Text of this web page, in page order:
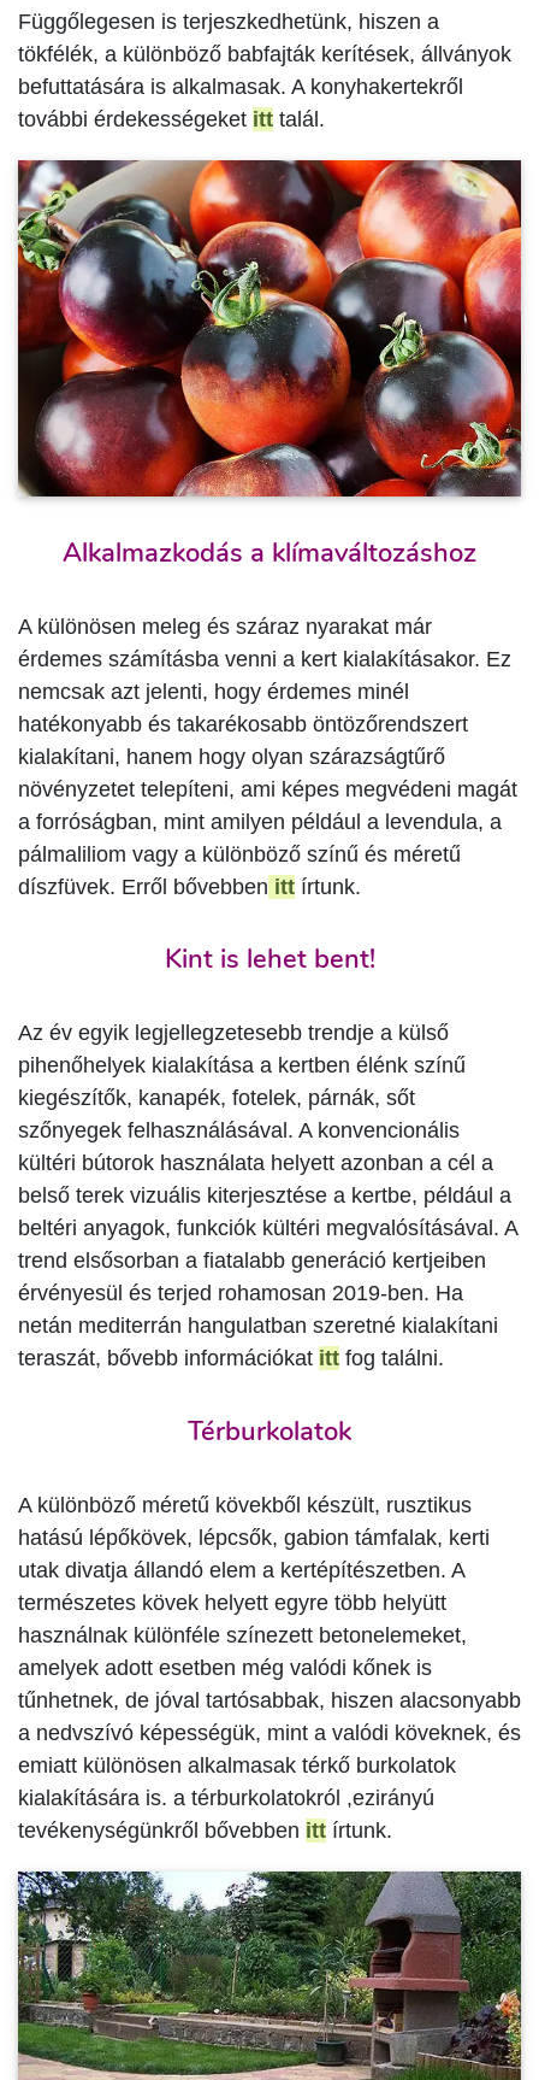
Függőlegesen is terjeszkedhetünk, hiszen a
tökfélék, a különböző babfajták kerítések, állványok
befuttatására is alkalmasak. A konyhakertekről
további érdekességeket itt talál.
Alkalmazkodás a klímaváltozáshoz
A különösen meleg és száraz nyarakat már
érdemes számításba venni a kert kialakításakor. Ez
nemcsak azt jelenti, hogy érdemes minél
hatékonyabb és takarékosabb öntözőrendszert
kialakítani, hanem hogy olyan szárazságtűrő
növényzetet telepíteni, ami képes megvédeni magát
a forróságban, mint amilyen például a levendula, a
pálmaliliom vagy a különböző színű és méretű
díszfüvek. Erről bővebben itt írtunk.
Kint is lehet bent!
Az év egyik legjellegzetesebb trendje a külső
pihenőhelyek kialakítása a kertben élénk színű
kiegészítők, kanapék, fotelek, párnák, sőt
szőnyegek felhasználásával. A konvencionális
kültéri bútorok használata helyett azonban a cél a
belső terek vizuális kiterjesztése a kertbe, például a
beltéri anyagok, funkciók kültéri megvalósításával. A
trend elsősorban a fiatalabb generáció kertjeiben
érvényesül és terjed rohamosan 2019-ben. Ha
netán mediterrán hangulatban szeretné kialakítani
teraszát, bővebb információkat itt fog találni.
Térburkolatok
A különböző méretű kövekből készült, rusztikus
hatású lépőkövek, lépcsők, gabion támfalak, kerti
utak divatja állandó elem a kertépítészetben. A
természetes kövek helyett egyre több helyütt
használnak különféle színezett betonelemeket,
amelyek adott esetben még valódi kőnek is
tűnhetnek, de jóval tartósabbak, hiszen alacsonyabb
a nedvszívó képességük, mint a valódi köveknek, és
emiatt különösen alkalmasak térkő burkolatok
kialakítására is. a térburkolatokról ,ezirányú
tevékenységünkről bővebben itt írtunk.